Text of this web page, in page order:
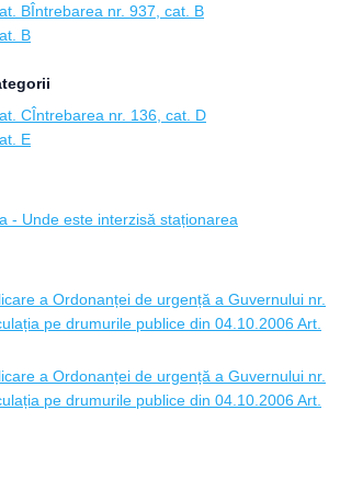
BÎntrebarea nr. 937, cat. B
B
CÎntrebarea nr. 136, cat. D
E
- Unde este interzisă staționarea
a Ordonanței de urgență a Guvernului nr.
pe drumurile publice din 04.10.2006 Art.
a Ordonanței de urgență a Guvernului nr.
pe drumurile publice din 04.10.2006 Art.